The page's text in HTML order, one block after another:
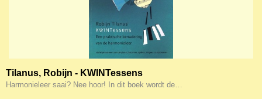
Tilanus, Robijn - KWINTessens
Harmonieleer saai? Nee hoor! In dit boek wordt de…